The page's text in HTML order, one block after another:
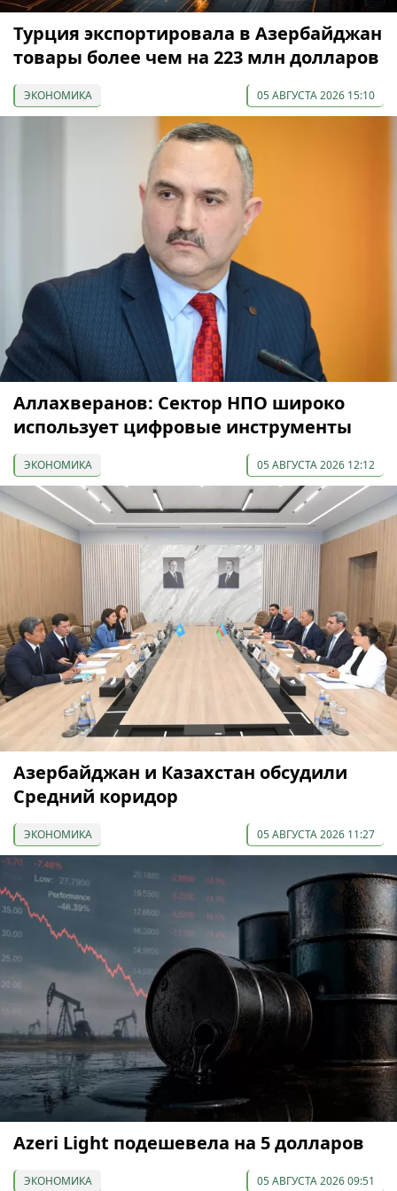
Турция экспортировала в Азербайджан
товары более чем на 223 млн долларов
ЭКОНОМИКА 05 АВГУСТА 2026 15:10
Аллахверанов: Сектор НПО широко
использует цифровые инструменты
ЭКОНОМИКА 05 АВГУСТА 2026 12:12
Азербайджан и Казахстан обсудили
Средний коридор
ЭКОНОМИКА 05 АВГУСТА 2026 11:27
Azeri Light подешевела на 5 долларов
ЭКОНОМИКА 05 АВГУСТА 2026 09:51